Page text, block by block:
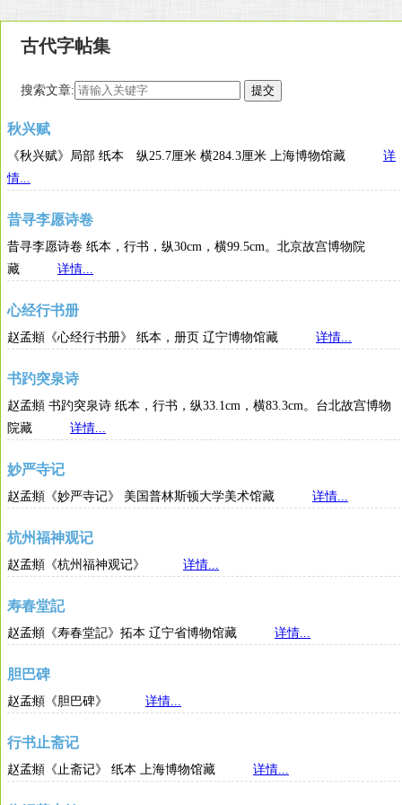
古代字帖集
搜索文章:
秋兴赋
《秋兴赋》局部 纸本 纵25.7厘米 横284.3厘米 上海博物馆藏 详
情...
昔寻李愿诗卷
昔寻李愿诗卷 纸本，行书，纵30cm，横99.5cm。北京故宫博物院
藏 详情...
心经行书册
赵孟頫《心经行书册》 纸本，册页 辽宁博物馆藏 详情...
书趵突泉诗
赵孟頫 书趵突泉诗 纸本，行书，纵33.1cm，横83.3cm。台北故宫博物
院藏 详情...
妙严寺记
赵孟頫《妙严寺记》 美国普林斯顿大学美术馆藏 详情...
杭州福神观记
赵孟頫《杭州福神观记》 详情...
寿春堂記
赵孟頫《寿春堂記》拓本 辽宁省博物馆藏 详情...
胆巴碑
赵孟頫《胆巴碑》 详情...
行书止斋记
赵孟頫《止斋记》 纸本 上海博物馆藏 详情...